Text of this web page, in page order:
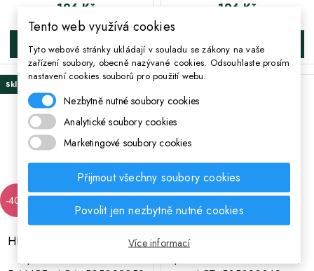
Cena
196 Kč
DO KOŠÍKA
Cena
196 Kč
DO KOŠÍKA
-40%
Skladem
HEAD Dvoukomorový penál
HEAD Kulatý penál /
Tento web využívá cookies
Tyto webové stránky ukládají v souladu se zákony na vaše
zařízení soubory, obecně nazývané cookies. Odsouhlaste prosím
nastavení cookies souborů pro použití webu.
Nezbytně nutné soubory cookies
Analytické soubory cookies
Marketingové soubory cookies
Přijmout všechny soubory cookies
Povolit jen nezbytně nutné cookies
Více informací